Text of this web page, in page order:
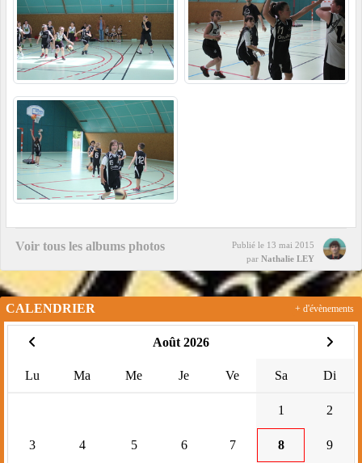
Voir tous les albums photos Publié le 13 mai 2015
par Nathalie LEY
CALENDRIER
Août 2026
Lu Ma Me Je Ve Sa Di
1 2
3 4 5 6 7 8 9
+ d'évènements